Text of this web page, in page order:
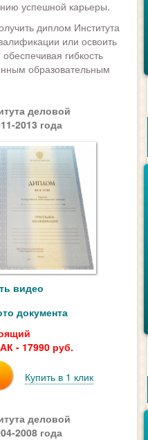
успешной карьеры.
диплом Института
или освоить
гибкость
образовательным
деловой
2013 года
видео
документа
- 17990 руб.
Купить в 1 клик
деловой
2008 года